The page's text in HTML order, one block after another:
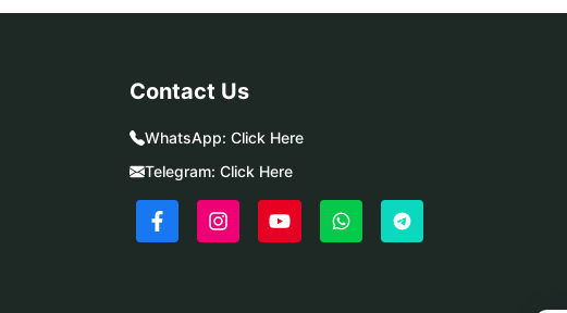
Contact Us
WhatsApp: Click Here
Telegram: Click Here